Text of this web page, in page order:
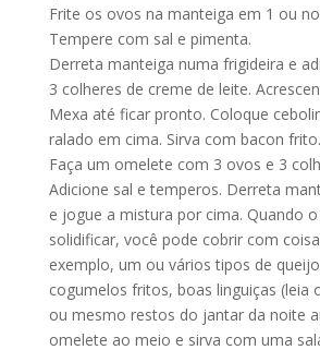
Frite os ovos na manteiga em 1 ou
Tempere com sal e pimenta.
Derreta manteiga numa frigideira e
3 colheres de creme de leite.
Mexa até ficar pronto. Coloque
ralado em cima. Sirva com bacon frito.
Faça um omelete com 3 ovos e 3
Adicione sal e temperos. Derreta
e jogue a mistura por cima. Quando
solidificar, você pode cobrir com
exemplo, um ou vários tipos de
cogumelos fritos, boas linguiças (leia
ou mesmo restos do jantar da noite
omelete ao meio e sirva com uma